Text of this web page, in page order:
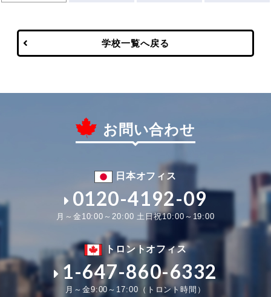
学校一覧へ戻る
お問い合わせ
日本オフィス
0120-4192-09
月～金10:00～20:00 土日祝10:00～19:00
トロントオフィス
1-647-860-6332
月～金9:00～17:00（トロント時間）